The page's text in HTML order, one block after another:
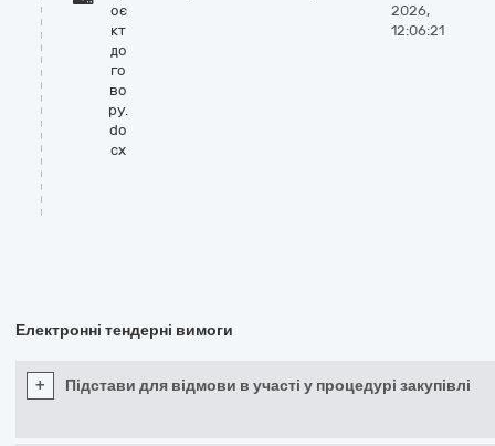
оє
кт
до
го
во
ру.
do
cx
2026,
12:06:21
Електронні тендерні вимоги
+ Підстави для відмови в участі у процедурі закупівлі